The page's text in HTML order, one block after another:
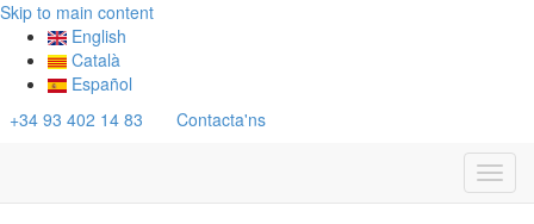
Skip to main content
English
Català
Español
+34 93 402 14 83
Contacta'ns